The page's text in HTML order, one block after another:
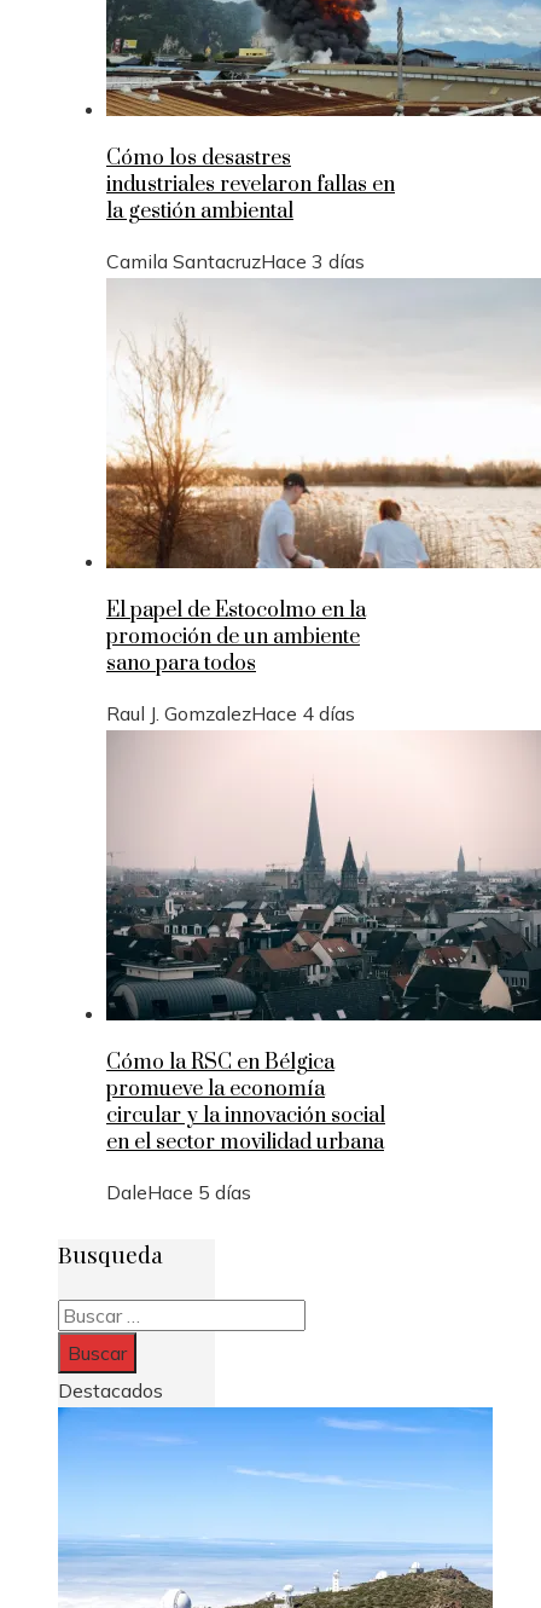
Cómo los desastres
industriales revelaron fallas en
la gestión ambiental
Camila SantacruzHace 3 días
El papel de Estocolmo en la
promoción de un ambiente
sano para todos
Raul J. GomzalezHace 4 días
Cómo la RSC en Bélgica
promueve la economía
circular y la innovación social
en el sector movilidad urbana
DaleHace 5 días
Busqueda
Buscar:
Destacados